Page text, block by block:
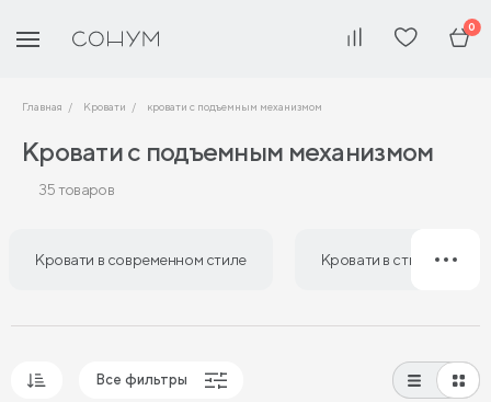
0
Главная Кровати кровати с подъемным механизмом
Кровати с подъемным механизмом
35 товаров
Кровати в современном стиле Кровати в стиле лофт
Все фильтры